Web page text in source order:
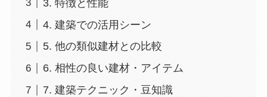
3. 特徴と性能
4. 建築での活用シーン
5. 他の類似建材との比較
6. 相性の良い建材・アイテム
7. 建築テクニック・豆知識